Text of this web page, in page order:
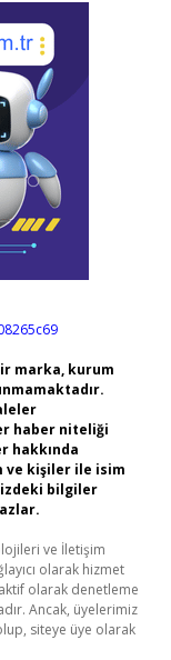
marka, kurum
haber niteliği
hakkında
ve kişiler ile isim
bilgiler
ve İletişim
olarak hizmet
olarak denetleme
Ancak, üyelerimiz
siteye üye olarak